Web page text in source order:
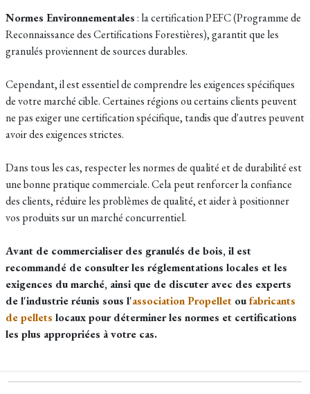
Normes Environnementales: la certification PEFC (Programme de
Reconnaissance des Certifications Forestières), garantit que les
granulés proviennent de sources durables.
Cependant, il est essentiel de comprendre les exigences spécifiques
de votre marché cible. Certaines régions ou certains clients peuvent
ne pas exiger une certification spécifique, tandis que d'autres peuvent
avoir des exigences strictes.
Dans tous les cas, respecter les normes de qualité et de durabilité est
une bonne pratique commerciale. Cela peut renforcer la confiance
des clients, réduire les problèmes de qualité, et aider à positionner
vos produits sur un marché concurrentiel.
Avant de commercialiser des granulés de bois, il est
recommandé de consulter les réglementations locales et les
exigences du marché, ainsi que de discuter avec des experts
de l'industrie réunis sous l'association Propellet oufabricants
de pellets locaux pour déterminer les normes et certifications
les plus appropriées à votre cas.